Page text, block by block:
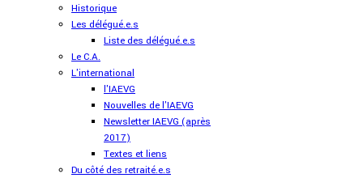
Historique
Les délégué.e.s
Liste des délégué.e.s
Le C.A.
L'international
l'IAEVG
Nouvelles de l'IAEVG
Newsletter IAEVG (après
2017)
Textes et liens
Du côté des retraité.e.s